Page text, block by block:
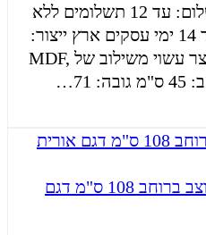
ישולם למוביל תשלום: עד 12 תשלומים ללא
ריבית אספקה: עד 14 ימי עסקים ארץ ייצור:
טאיוון חומר: המוצר עשוי משילוב של MDF,